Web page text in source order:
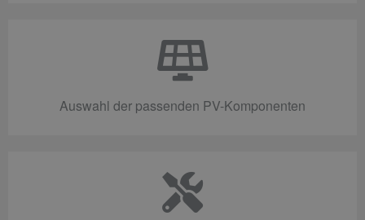
Auswahl der passenden PV-Komponenten